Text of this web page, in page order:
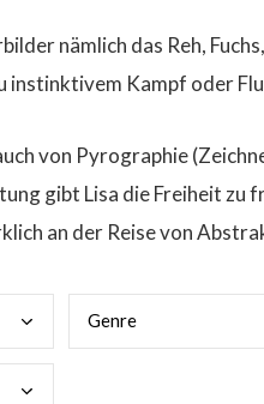
nämlich das Reh,
instinktivem Kampf oder
von Pyrographie
gibt Lisa die Freiheit zu
an der Reise von
Genre